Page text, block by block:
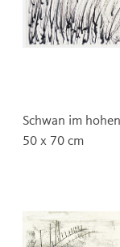
Schwan im
50 x 70 cm